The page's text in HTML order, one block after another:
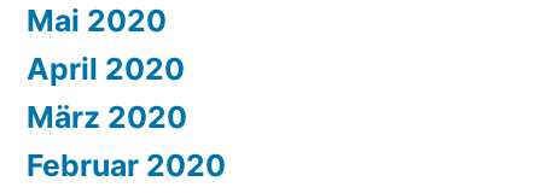
Mai 2020
April 2020
März 2020
Februar 2020